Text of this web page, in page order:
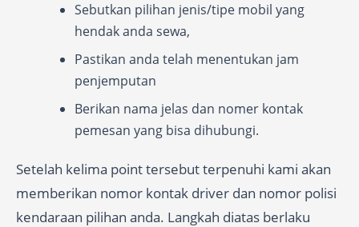
Sebutkan pilihan jenis/tipe mobil yang
hendak anda sewa,
Pastikan anda telah menentukan jam
penjemputan
Berikan nama jelas dan nomer kontak
pemesan yang bisa dihubungi.
Setelah kelima point tersebut terpenuhi kami akan
memberikan nomor kontak driver dan nomor polisi
kendaraan pilihan anda. Langkah diatas berlaku